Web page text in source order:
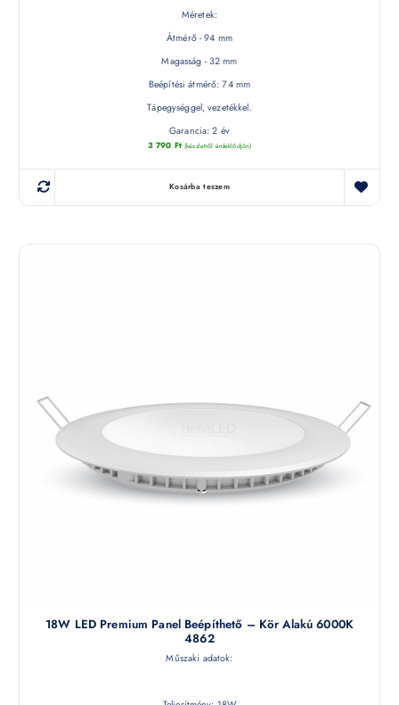
Méretek:
Átmérő - 94 mm
Magasság - 32 mm
Beépítési átmérő: 74 mm
Tápegységgel, vezetékkel.
Garancia: 2 év
3 790 Ft (készletről érdeklődjön)
Kosárba teszem
18W LED Premium Panel Beépíthető – Kör Alakú 6000K
4862
Műszaki adatok: